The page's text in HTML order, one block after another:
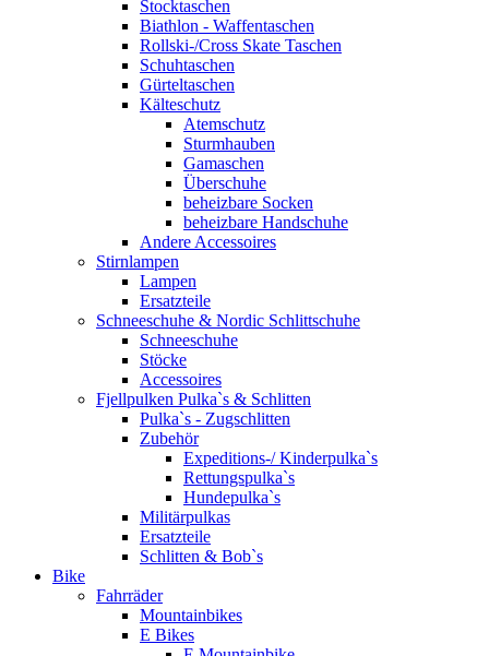
Stocktaschen
Biathlon - Waffentaschen
Rollski-/Cross Skate Taschen
Schuhtaschen
Gürteltaschen
Kälteschutz
Atemschutz
Sturmhauben
Gamaschen
Überschuhe
beheizbare Socken
beheizbare Handschuhe
Andere Accessoires
Stirnlampen
Lampen
Ersatzteile
Schneeschuhe & Nordic Schlittschuhe
Schneeschuhe
Stöcke
Accessoires
Fjellpulken Pulka`s & Schlitten
Pulka`s - Zugschlitten
Zubehör
Expeditions-/ Kinderpulka`s
Rettungspulka`s
Hundepulka`s
Militärpulkas
Ersatzteile
Schlitten & Bob`s
Bike
Fahrräder
Mountainbikes
E Bikes